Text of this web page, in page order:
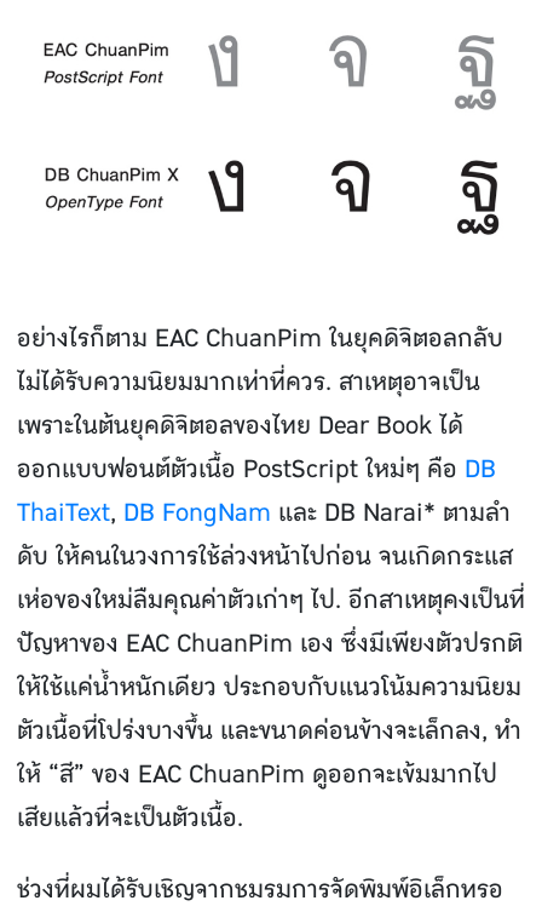
อย่างไรก็ตาม EAC ChuanPim ในยุคดิจิตอลกลับ
ไม่ได้รับความนิยมมากเท่าที่ควร. สาเหตุอาจเป็น
เพราะในต้นยุคดิจิตอลของไทย Dear Book ได้
ออกแบบฟอนต์ตัวเนื้อ PostScript ใหม่ๆ คือ DB
ThaiText, DB FongNam และ DB Narai* ตามลํา
ดับ ให้คนในวงการใช้ล่วงหน้าไปก่อน จนเกิดกระแส
เห่อของใหม่ลืมคุณค่าตัวเก่าๆ ไป. อีกสาเหตุคงเป็นที่
ปัญหาของ EAC ChuanPim เอง ซึ่งมีเพียงตัวปรกติ
ให้ใช้แค่น้ําหนักเดียว ประกอบกับแนวโน้มความนิยม
ตัวเนื้อที่โปร่งบางขึ้น และขนาดค่อนข้างจะเล็กลง, ทํา
ให้ “สี” ของ EAC ChuanPim ดูออกจะเข้มมากไป
เสียแล้วที่จะเป็นตัวเนื้อ.
ช่วงที่ผมได้รับเชิญจากชมรมการจัดพิมพ์อิเล็กทรอ